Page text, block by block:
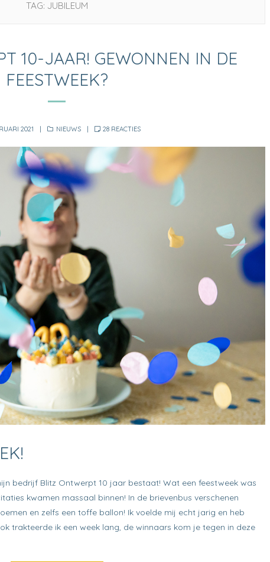
TAG: JUBILEUM
10-JAAR! GEWONNEN IN DE
FEESTWEEK?
2021 CATEGORIES
NIEUWS 28 REACTIESOP
GEWONNEN
bedrijf Blitz Ontwerpt 10 jaar bestaat! Wat een feestweek was
kwamen massaal binnen! In de brievenbus verschenen
en zelfs een toffe ballon! Ik voelde mij echt jarig en heb
trakteerde ik een week lang, de winnaars kom je tegen in deze